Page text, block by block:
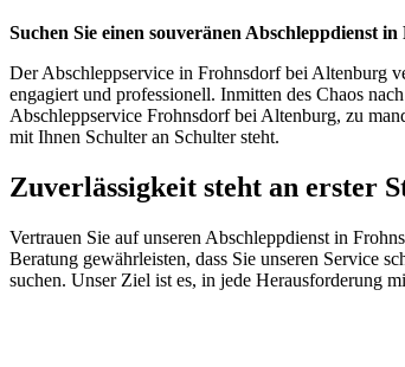
Suchen Sie einen souveränen
Der Abschleppservice in Frohnsdorf bei Altenburg
engagiert und professionell. Inmitten des Chaos
Abschleppservice Frohnsdorf bei Altenburg, zu
mit Ihnen Schulter an Schulter steht.
Zuverlässigkeit steht an erster
Vertrauen Sie auf unseren Abschleppdienst in
Beratung gewährleisten, dass Sie unseren Service
suchen. Unser Ziel ist es, in jede Herausforderung